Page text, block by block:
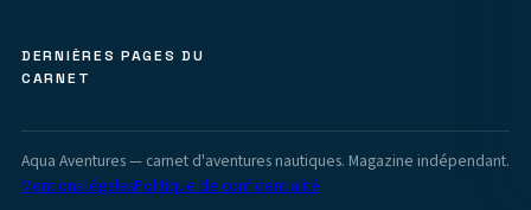
DERNIÈRES PAGES DU
CARNET
Aqua Aventures — carnet d'aventures nautiques. Magazine indépendant.
Mentions légalesPolitique de confidentialité